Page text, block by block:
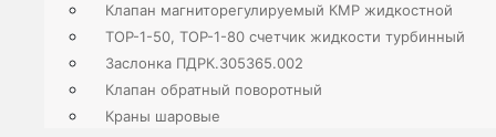
Клапан магниторегулируемый КМР жидкостной
ТОР-1-50, ТОР-1-80 счетчик жидкости турбинный
Заслонка ПДРК.305365.002
Клапан обратный поворотный
Краны шаровые